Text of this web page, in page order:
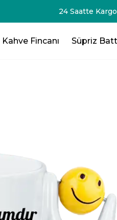
24 Saatte
Kahve Fincanı Süpriz